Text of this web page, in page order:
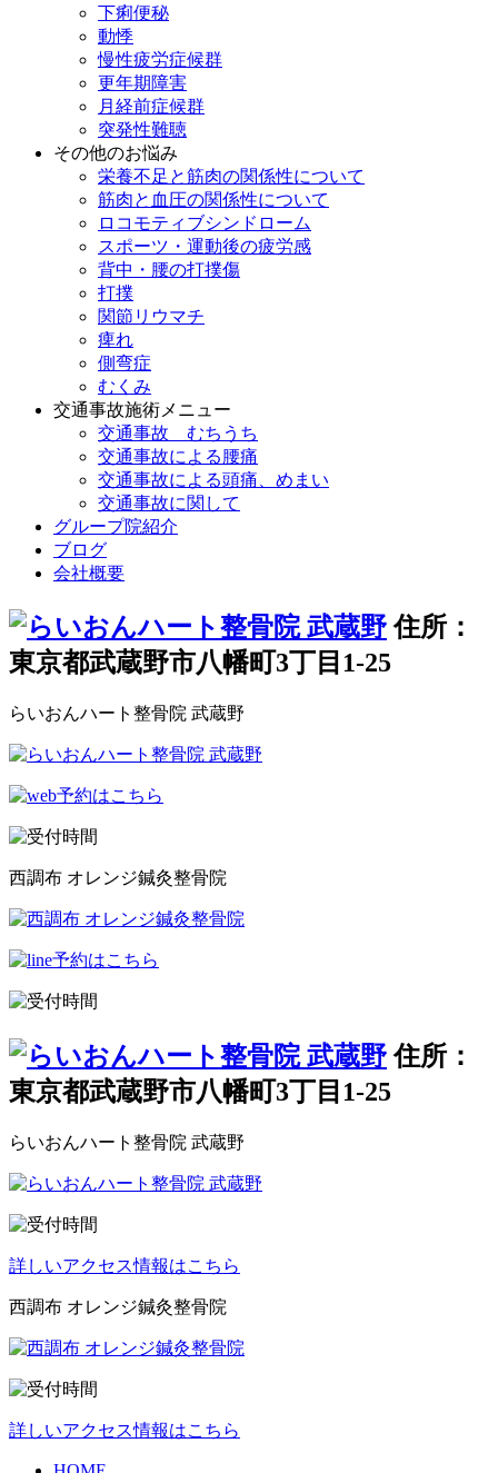
下痢便秘
動悸
慢性疲労症候群
更年期障害
月経前症候群
突発性難聴
その他のお悩み
栄養不足と筋肉の関係性について
筋肉と血圧の関係性について
ロコモティブシンドローム
スポーツ・運動後の疲労感
背中・腰の打撲傷
打撲
関節リウマチ
痺れ
側弯症
むくみ
交通事故施術メニュー
交通事故 むちうち
交通事故による腰痛
交通事故による頭痛、めまい
交通事故に関して
グループ院紹介
ブログ
会社概要
住所：
東京都武蔵野市八幡町3丁目1-25
らいおんハート整骨院 武蔵野
西調布 オレンジ鍼灸整骨院
住所：
東京都武蔵野市八幡町3丁目1-25
らいおんハート整骨院 武蔵野
詳しいアクセス情報はこちら
西調布 オレンジ鍼灸整骨院
詳しいアクセス情報はこちら